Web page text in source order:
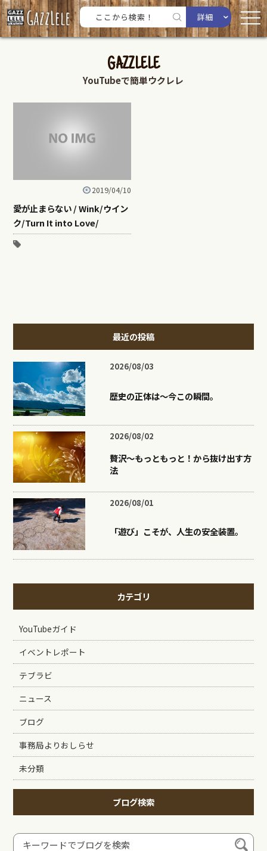
詳細
GAZZLELE
YouTubeで簡単ウクレレ
2019/04/10
愛が止まらない / Wink/ウイン
ク/Turn It into Love/
最近の投稿
2026/08/03
歴史の正体は〜今この瞬間。
2026/08/02
贅沢〜もっともっと！から抜け出す方
法
2026/08/01
「遊び」こそが、人生の安全装置。
カテゴリ
YouTubeガイド
イベントレポート
テブラビ
ニュース
ブログ
事務局よりおしらせ
未分類
ブログ検索